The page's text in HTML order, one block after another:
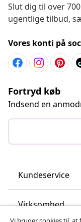
Slut dig til over
ugentlige tilbud,
Vores konti på
Fortryd køb
Indsend en
Kundeservice
Virksomhed